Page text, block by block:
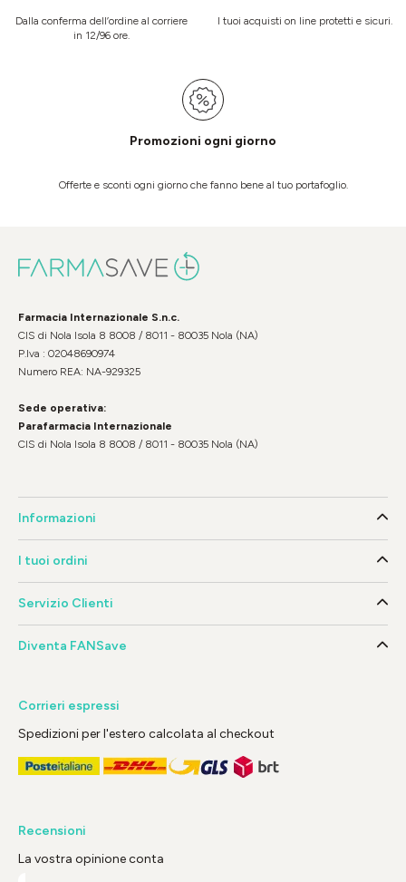
Dalla conferma dell’ordine al corriere
in 12/96 ore.
I tuoi acquisti on line protetti e sicuri.
Promozioni ogni giorno
Offerte e sconti ogni giorno che fanno bene al tuo portafoglio.
Farmacia Internazionale S.n.c.
CIS di Nola Isola 8 8008 / 8011 - 80035 Nola (NA)
P.Iva : 02048690974
Numero REA: NA-929325
Sede operativa:
Parafarmacia Internazionale
CIS di Nola Isola 8 8008 / 8011 - 80035 Nola (NA)
Informazioni
I tuoi ordini
Servizio Clienti
Diventa FANSave
Corrieri espressi
Spedizioni per l'estero calcolata al checkout
Recensioni
La vostra opinione conta